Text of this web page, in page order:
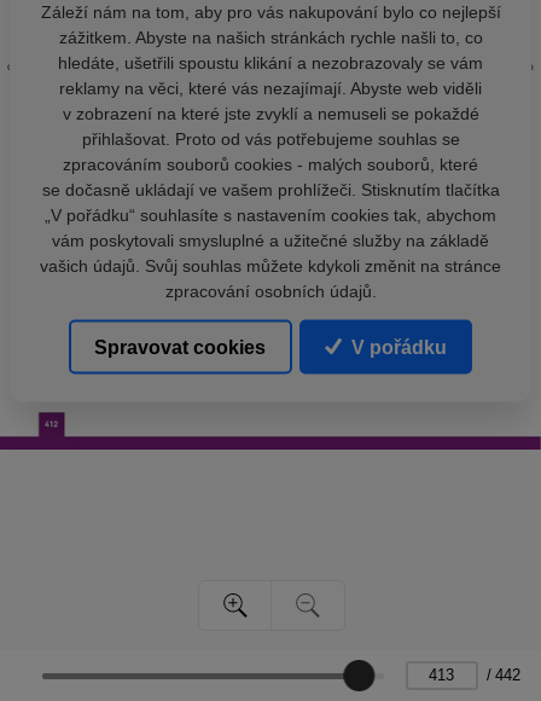
/ 442
Záleží nám na tom, aby pro vás nakupování bylo co nejlepší
zážitkem. Abyste na našich stránkách rychle našli to, co
hledáte, ušetřili spoustu klikání a nezobrazovaly se vám
reklamy na věci, které vás nezajímají. Abyste web viděli
v zobrazení na které jste zvyklí a nemuseli se pokaždé
přihlašovat. Proto od vás potřebujeme souhlas se
zpracováním souborů cookies - malých souborů, které
se dočasně ukládají ve vašem prohlížeči. Stisknutím tlačítka
„V pořádku“ souhlasíte s nastavením cookies tak, abychom
vám poskytovali smysluplné a užitečné služby na základě
vašich údajů. Svůj souhlas můžete kdykoli změnit na stránce
zpracování osobních údajů.
Spravovat cookies V pořádku